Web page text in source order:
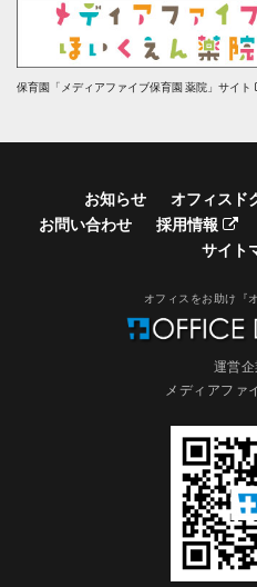
保育園「メディアファイブ保育園 薬院」サイト
お知らせ オフィスド
お問い合わせ
採用情報
サイト
オフィスをお助け『
運営企
メディアファ